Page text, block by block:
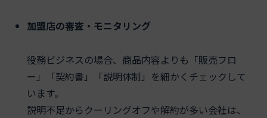
加盟店の審査・モニタリング
役務ビジネスの場合、商品内容よりも「販売フロ
ー」「契約書」「説明体制」を細かくチェックして
います。
説明不足からクーリングオフや解約が多い会社は、